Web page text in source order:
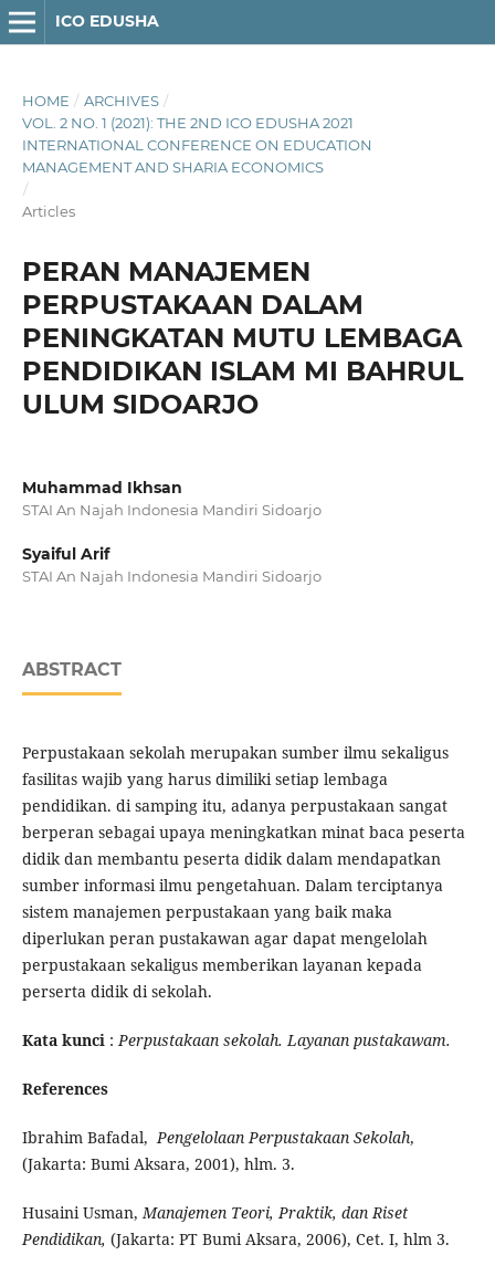
ICO EDUSHA
HOME / ARCHIVES /
VOL. 2 NO. 1 (2021): THE 2ND ICO EDUSHA 2021
INTERNATIONAL CONFERENCE ON EDUCATION
MANAGEMENT AND SHARIA ECONOMICS
/
Articles
PERAN MANAJEMEN
PERPUSTAKAAN DALAM
PENINGKATAN MUTU LEMBAGA
PENDIDIKAN ISLAM MI BAHRUL
ULUM SIDOARJO
Muhammad Ikhsan
STAI An Najah Indonesia Mandiri Sidoarjo
Syaiful Arif
STAI An Najah Indonesia Mandiri Sidoarjo
ABSTRACT
Perpustakaan sekolah merupakan sumber ilmu sekaligus
fasilitas wajib yang harus dimiliki setiap lembaga
pendidikan. di samping itu, adanya perpustakaan sangat
berperan sebagai upaya meningkatkan minat baca peserta
didik dan membantu peserta didik dalam mendapatkan
sumber informasi ilmu pengetahuan. Dalam terciptanya
sistem manajemen perpustakaan yang baik maka
diperlukan peran pustakawan agar dapat mengelolah
perpustakaan sekaligus memberikan layanan kepada
perserta didik di sekolah.
Kata kunci:Perpustakaan sekolah. Layanan pustakawam.
References
Ibrahim Bafadal,Pengelolaan Perpustakaan Sekolah,
(Jakarta: Bumi Aksara, 2001), hlm. 3.
Husaini Usman,Manajemen Teori, Praktik, dan Riset
Pendidikan, (Jakarta: PT Bumi Aksara, 2006), Cet. I, hlm 3.